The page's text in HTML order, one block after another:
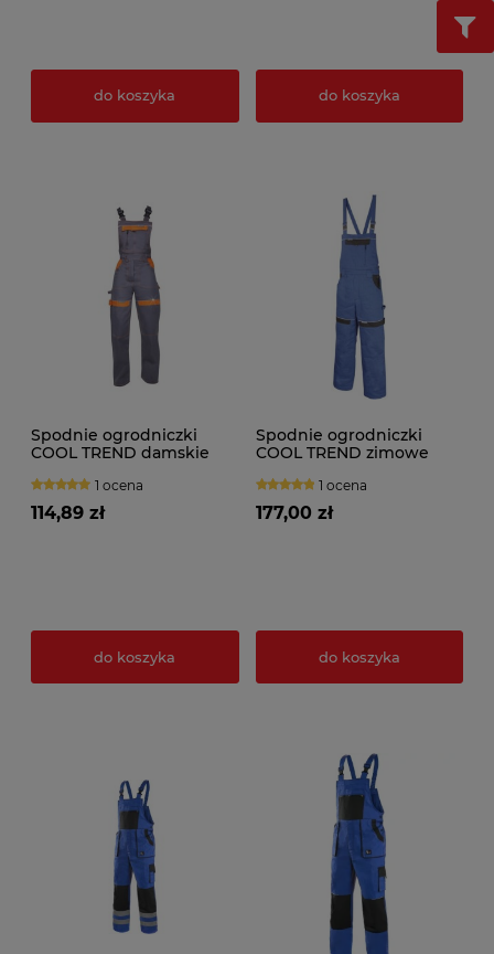
do koszyka do koszyka
Spodnie ogrodniczki
COOL TREND damskie
1 ocena
114,89 zł
do koszyka
Spodnie ogrodniczki
COOL TREND zimowe
1 ocena
177,00 zł
do koszyka